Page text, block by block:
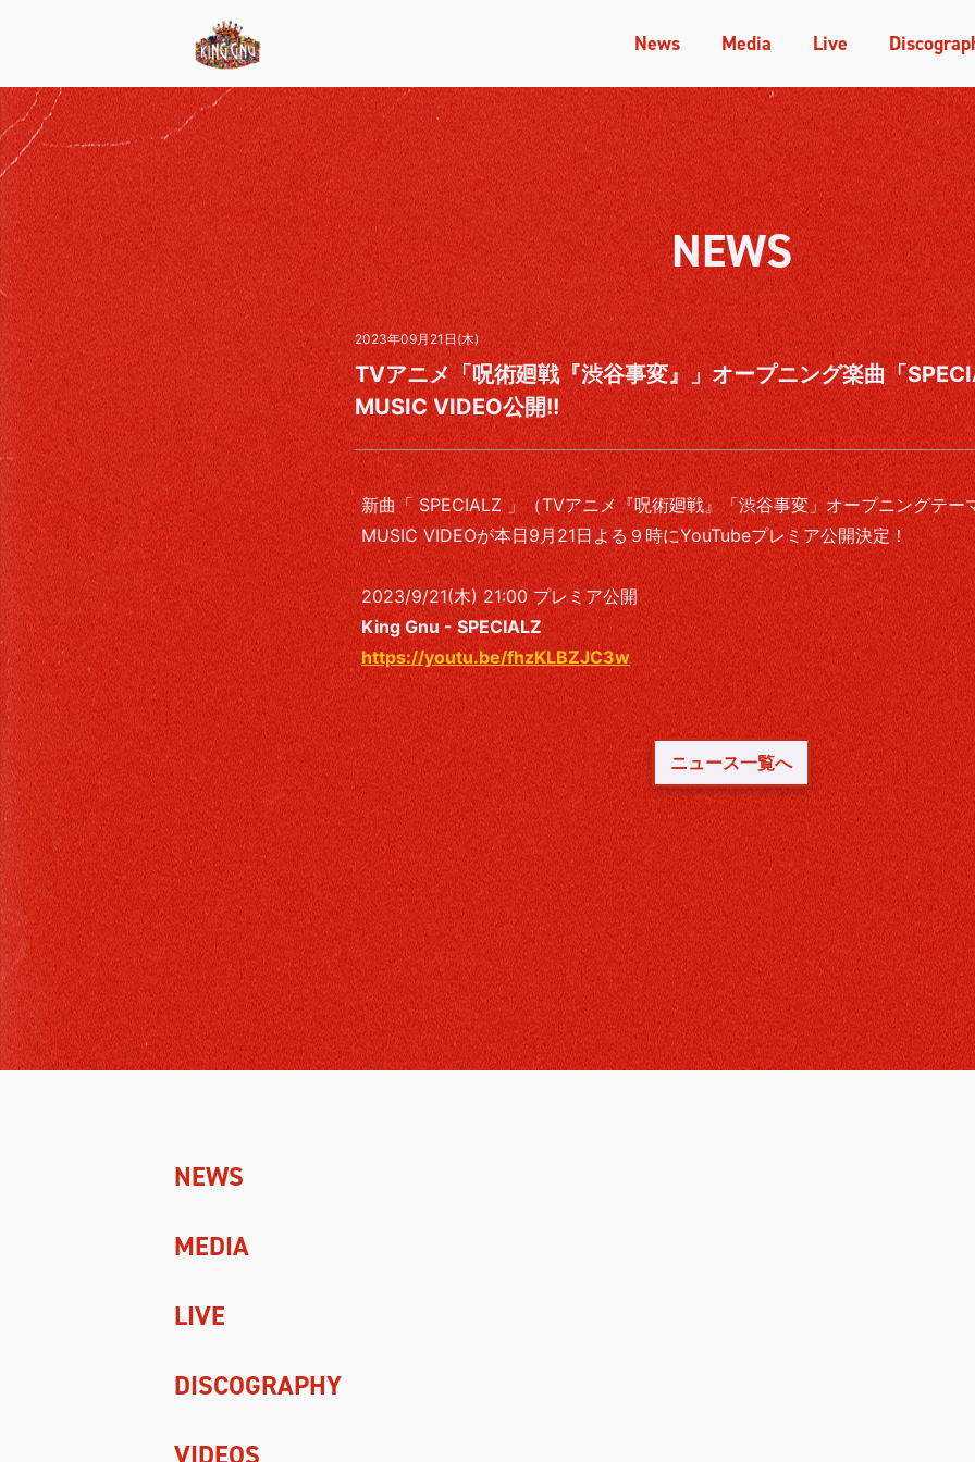
News Media Live
News
Media
Live
Discography
Videos
Club Gnu
About
Contact
Store 別サイトが開きます
NEWS
2023年09月21日(木)
TVアニメ「呪術廻戦『渋谷事変』」オープニング楽曲「
MUSIC VIDEO公開!!
新曲「 SPECIALZ 」（TVアニメ『呪術廻戦』「渋谷事変」オープニングテー
MUSIC VIDEOが本日9月21日よる９時にYouTubeプレミア公開決定！
2023/9/21(木) 21:00 プレミア公開
King Gnu - SPECIALZ
https://youtu.be/fhzKLBZJC3w
ニュース一覧へ
NEWS
MEDIA
LIVE
DISCOGRAPHY